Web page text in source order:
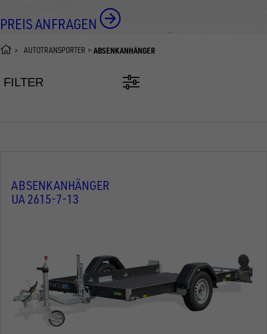
PREIS ANFRAGEN
AUTOTRANSPORTER ABSENKANHÄNGER
FILTER
ABSENKANHÄNGER
UA 2615-7-13